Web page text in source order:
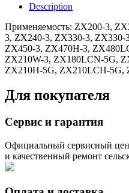
Description
Применяемость: ZX200-3,
3, ZX240-3, ZX330-3,
ZX450-3, ZX470H-3,
ZX210W-3, ZX180LCN-5G,
ZX210H-5G, ZX210LCH-
Для покупателя
Сервис и гарантия
Официальный сервисный
и качественный ремонт